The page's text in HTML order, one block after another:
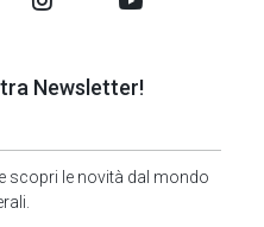
Newsletter!
scopri le novità dal mondo